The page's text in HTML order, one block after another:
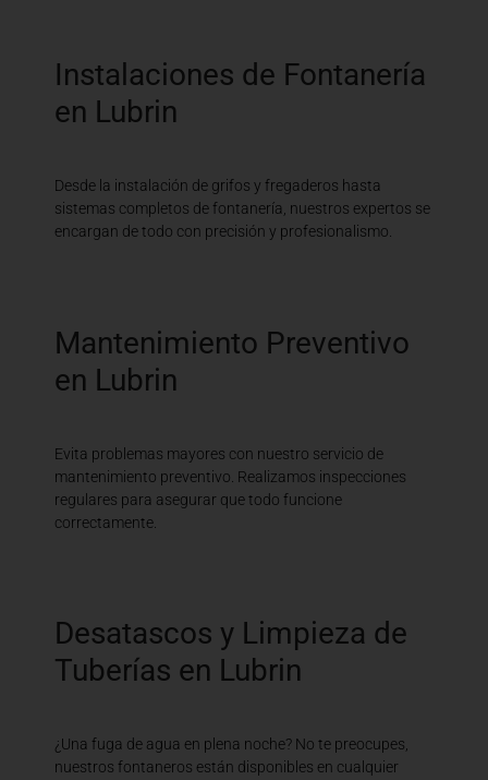
Instalaciones de Fontanería
en Lubrin
Desde la instalación de grifos y fregaderos hasta
sistemas completos de fontanería, nuestros expertos se
encargan de todo con precisión y profesionalismo.
Mantenimiento Preventivo
en Lubrin
Evita problemas mayores con nuestro servicio de
mantenimiento preventivo. Realizamos inspecciones
regulares para asegurar que todo funcione
correctamente.
Desatascos y Limpieza de
Tuberías en Lubrin
¿Una fuga de agua en plena noche? No te preocupes,
nuestros fontaneros están disponibles en cualquier